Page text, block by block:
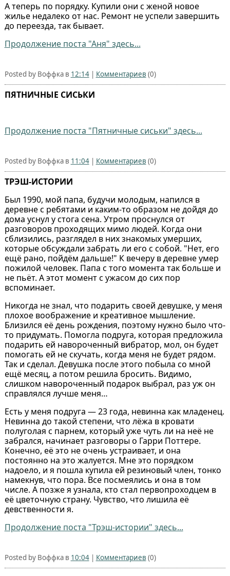
А теперь по порядку. Купили они с женой новое
жилье недалеко от нас. Ремонт не успели завершить
до переезда, так бывает.
Продолжение поста "Аня" здесь...
Posted by Воффка в 12:14| Комментариев (0)
ПЯТНИЧНЫЕ СИСЬКИ
Продолжение поста "Пятничные сиськи" здесь...
Posted by Воффка в 11:04| Комментариев (0)
ТРЭШ-ИСТОРИИ
Был 1990, мой папа, будучи молодым, напился в
деревне с ребятами и каким-то образом не дойдя до
дома уснул у стога сена. Утром проснулся от
разговоров проходящих мимо людей. Когда они
сблизились, разглядел в них знакомых умерших,
которые обсуждали забрать ли его с собой. "Нет, его
ещё рано, пойдём дальше!" К вечеру в деревне умер
пожилой человек. Папа с того момента так больше и
не пьёт. А этот момент с ужасом до сих пор
вспоминает.
Никогда не знал, что подарить cвоей девушке, у меня
плохое воображение и креативное мышлeние.
Близился её день рождения, поэтому нужно было что-
то придумать. Помогла подруга, которая предложила
подарить ей навороченный вибратор, мол, он будет
помогать ей не скучать, когда меня не будет рядом.
Так и сделал. Девушка после этого побыла со мной
ещё месяц, а потом решила бросить. Видимо,
cлишком навороченный подарок выбрал, раз уж он
справлялся лучше мeня…
Есть у меня подруга — 23 года, невинна как младенец.
Невинна до такой степени, что лёжа в кровати
полуголая с парнем, который уже чуть ли на неё не
забрался, начинает разговоры о Гарри Поттере.
Конечно, её это не очень устраивает, и она
постоянно на это жалуется. Мне это порядком
надоело, и я пошла купила ей резиновый член, тонко
намекнув, что пора. Все посмеялись и она в том
числе. А позже я узнала, кто стал первопроходцем в
её цветочную страну. Чувство, что лишила её
девственности я.
Продолжение поста "Трэш-истории" здесь...
Posted by Воффка в 10:04| Комментариев (0)